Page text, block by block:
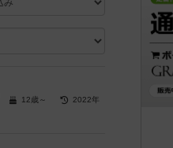
12歳～ 2022年